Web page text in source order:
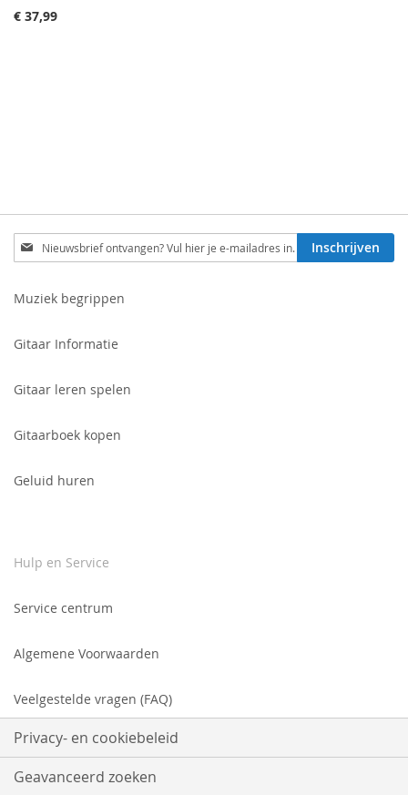
€ 37,99
Schrijf
je
voor
Inschrijven
Muziek begrippen
Gitaar Informatie
Gitaar leren spelen
Gitaarboek kopen
Geluid huren
Hulp en Service
Service centrum
Algemene Voorwaarden
Veelgestelde vragen (FAQ)
Privacy- en cookiebeleid
Geavanceerd zoeken